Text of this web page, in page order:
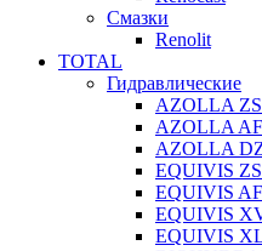
Смазки
Renolit
TOTAL
Гидравлические
AZOLLA
AZOLLA
AZOLLA
EQUIVIS
EQUIVIS
EQUIVIS
EQUIVIS